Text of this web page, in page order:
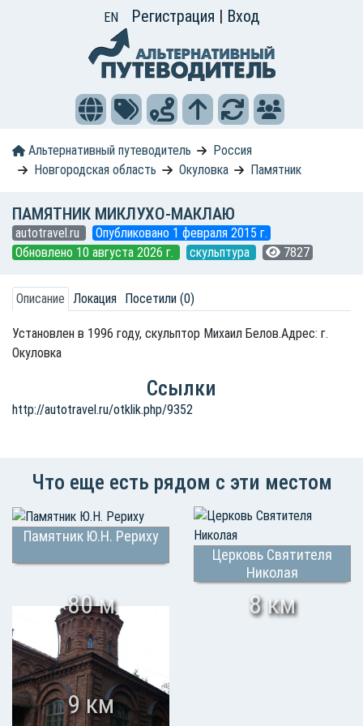
EN Регистрация | Вход
Альтернативный путеводитель
Россия
Новгородская область
Окуловка Памятник
ПАМЯТНИК МИКЛУХО-МАКЛАЮ
autotravel.ru
Опубликовано 1 февраля 2015 г.
Обновлено 10 августа 2026 г.
скульптура 7827
Описание Локация Посетили (0)
Установлен в 1996 году, скульптор Михаил Белов.Адрес: г.
Окуловка
Ссылки
http://autotravel.ru/otklik.php/9352
Что еще есть рядом с эти местом
Памятник Ю.Н. Рериху
80 м
Церковь Святителя
Николая
8 км
9 км